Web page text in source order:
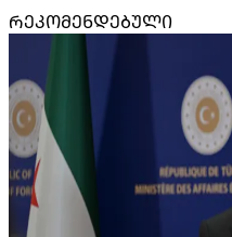
ᲠᲔᲙᲝᲛᲔᲜᲓᲔᲑᲣᲚᲘ